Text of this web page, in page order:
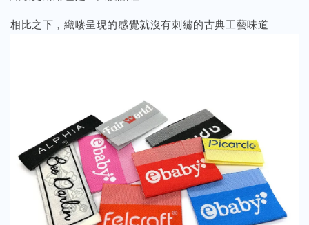
相比之下，織嘜呈現的感覺就沒有刺繡的古典工藝味道